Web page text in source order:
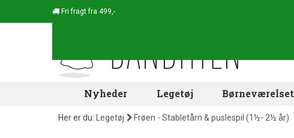
Fri fragt fra 499,-
Nyheder Legetøj Børneværelset
Her er du: Legetøj Frøen - Stabletårn & puslespil (1½- 2½ år)